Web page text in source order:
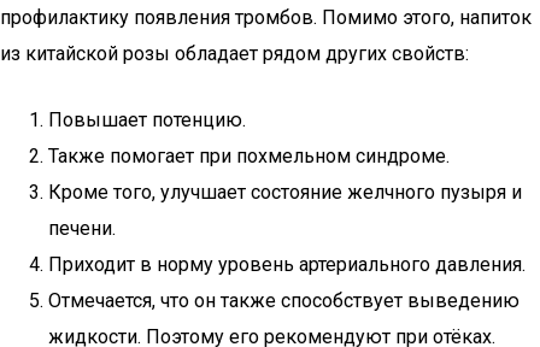
профилактику появления тромбов. Помимо этого, напиток
из китайской розы обладает рядом других свойств:
Повышает потенцию.
Также помогает при похмельном синдроме.
Кроме того, улучшает состояние желчного пузыря и
печени.
Приходит в норму уровень артериального давления.
Отмечается, что он также способствует выведению
жидкости. Поэтому его рекомендуют при отёках.